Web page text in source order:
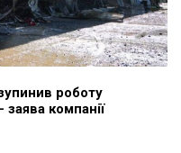
роботу
компанії